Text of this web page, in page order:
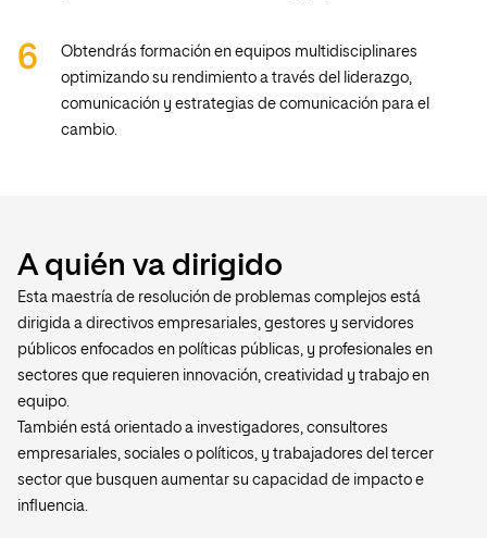
Obtendrás formación en equipos multidisciplinares
optimizando su rendimiento a través del liderazgo,
comunicación y estrategias de comunicación para el
cambio.
A quién va dirigido
Esta maestría de resolución de problemas complejos está
dirigida a directivos empresariales, gestores y servidores
públicos enfocados en políticas públicas, y profesionales en
sectores que requieren innovación, creatividad y trabajo en
equipo.
También está orientado a investigadores, consultores
empresariales, sociales o políticos, y trabajadores del tercer
sector que busquen aumentar su capacidad de impacto e
influencia.